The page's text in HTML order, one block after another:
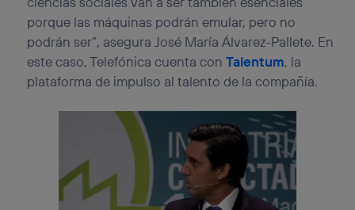
porque las máquinas podrán emular, pero no
podrán ser”, asegura José María Álvarez-Pallete. En
este caso, Telefónica cuenta conTalentum, la
plataforma de impulso al talento de la compañía.